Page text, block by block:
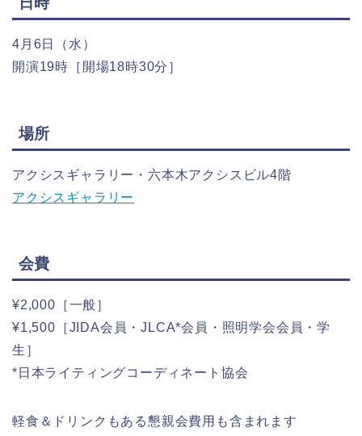
4月6日（水）
開演19時［開場18時30分］
場所
アクシスギャラリー・六本木アクシスビル4階
アクシスギャラリー
会費
¥2,000［一般］
¥1,500［JIDA会員・JLCA*会員・照明学会会員・学
生］
*日本ライティングコーディネート協会
軽食＆ドリンクもある懇親会費用も含まれます